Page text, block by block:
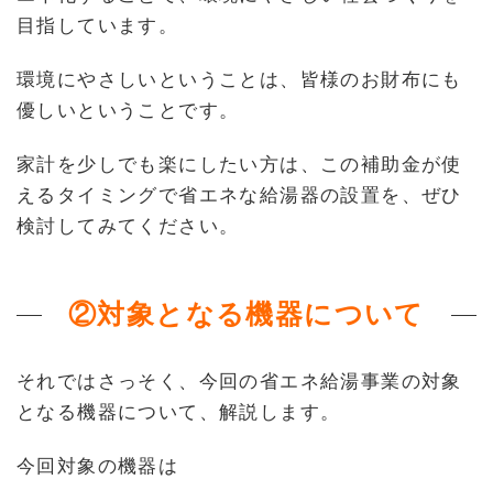
目指しています。
環境にやさしいということは、皆様のお財布にも
優しいということです。
家計を少しでも楽にしたい方は、この補助金が使
えるタイミングで省エネな給湯器の設置を、ぜひ
検討してみてください。
②対象となる機器について
それではさっそく、今回の省エネ給湯事業の対象
となる機器について、解説します。
今回対象の機器は